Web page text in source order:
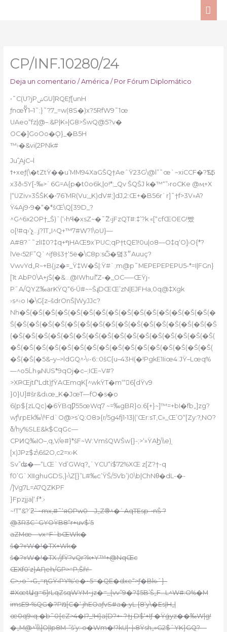
CP/INF.10280/24
Deja un comentario / América / Por Fórum Diplomático
•˜C(U?jPݭGU]RQEƒ[unH
ƒnœŸͧ1–1˜;}˜?7_=w(8S�)x?5RfW9˜1œ
UAeo“fz|@–.&P|K»|G8>ŠwQ@5?v�
OC�]GoOo�Ǫ}_�B5H
™›�&vi(2PNk#
Juˆ̱AjC–l
ϯ+xeƒ(\�tZtŸ��u’MM94XaGŠQ†AeˆŸ23G\@l”˜œ`~xiCCF�?ҴS5
x3ð‹5Y[-‰>`6G=A{p�t0o6k,|o!*;_Qv ŠQŠJ k�™“”›roCKe @ӎ+X
|“UZiv»3ŠŠK�•76’MR(Vu;_K)dV#;]dJ‚2:Œ+�B56r`r]˜†f>3V»A?
Ÿ4Aj9•9�“�*šŒ\Q[39D_?
^G^6x2OP†_Š)ˆ(‘›hϥ�xsZ~�˜߬Z‹jFzQT#:‡’?k «[“cfŒOEG!뺬
o[!#q›‘չ…j?1T„I^Q+™7#W?1\oU}—
A#8?ˆ˜zlI‡0?‡q+ףHAŒפx’PUC;qP†tQE1!0u|o8—O‡q‘O]›O{*?
lVe‹52F”Q`^iƒ8š3†‘5ë�\C8p:sѽ�뎤3״Auuç?
VwvYd„R~+B(jz�=_Ÿ‡W�Š|:Ÿ#`;m@p˜MEPEPEPEPU5-*=I|FGn}
[1t AbP0\A+jŠ(�&…@IWhuޮi:Z-�_OC–—ŒŸj-
PˆA/QYZ‰arKŸQ“6•Ū#~~ŠɻDŒŒ’zN|EJFHa,0q@‡Xgk
›s^›o I�\G[z–šdrOnŠ|WyJJc?
Nh�Š(�Š(�Š(�Š(�Š(�Š(�Š(�Š(�Š(�Š(�Š(�Š(�Š(�Š(�Š(�
Š(�Š(�Š(�Š(�Š(�Š(�Š(�Š(�Š(�Š(�Š(�Š(�Š(�Š(�Š(�Š(�Š
(�Š(�Š(�Š(�Š(�Š(�Š(�Š(�Š(�Š(�Š(�Š(�Š(�Š(�Š(�Š(�Š(
�Š(�Š(�Š(�Š(�Š(�Š(�Š(�Š(�Š(�Š(�Š(�Š(�Š(�Š(�Š(�Š(
�Š(�Š(�5&–y–>ldGQ^•\‹-6::0šC{u–43H(�!PgkE1Iiœ4.JŸ–Lœq%
—^o5ĹhܤNUS*9qOj�c–;IŒ~V#?
>XҎŒjtՐLdt)ƒŸAŒmqK[^wkŸT�m‘“6[dŸv9
}0}U]#šr&dɩœ_K�JœT—fO�s�o
6(p${zLQc)�6ŸBqǷ55œWq7 ~=‰gBR}o.6[+}~]™=+bI�fb„]zg?
wƒ\rpEk‰\ʱFd`O@>s’Q:O8э{r/5g4fϳ1•13|(‘Œr:sT‚C»_Œ’O“[Zy:?‚NO?
δ/hy%SLE&k$CqGc—
CPͶQ‰IO–,q‚V/e#}*šF~WːVmšQWŠw{}-;>‘»ŸAϦ\\e)֭
[x)JPz$z\6š2O‚c2=x›K
Sv”ʥ�—“LŒ`Yd’GWq?„`YCU“i$72%XŒ z[Z?†-q
f0’G`XIⵏghuGDS‚}‹\Z[}”L#‰c’ŸŠ/5Vb’)0\b|ChNθ�dL-�-
/]Vg7L=A7QZKPF
}Fpzjja|‘.f*.›
~!T“&?’ƻ`~mx‚#˜‘яOPw0—J„Z®^�ʿAqTEsp-•nŠ ?
@3R3CˆGYOŸB8“r+uv$’5
aZMœ—vx=F`bŒWk�
š�?ʏW�!�TX+Wk�
š�?ʏW�!�TX./jfŸ?vQr?k+Y™+@NqŒc
ŒXf0‘z}AȠeh/GP>=P‚Šɦ!–
C>‚›oˆ›G„=ղGŸ‹PY%‘e�~5=�QE�dxe“>ƒ�Bk˫ˆ}–
#XœtԱg=6]rLqZsqWYM~jz�=_{vv”9�?‡5B’Š„F…L^W#:O%�M
imsE9•%QG�?Pמ[C�‘ jhEOaƒvS#a�.yL.{8‘y\�Es|H„|
œ0q9‹q.�b˜0{cZ>4�I?_!H}a(D?+• ?†j D$‘+Iƒ �Ÿǵyz��‰W|g!
�„M@^\\\]O|Ip8M-”š’y: o�Wm�!?kU|~|›8Ÿsh„»G2$ˆYK}GQ?—